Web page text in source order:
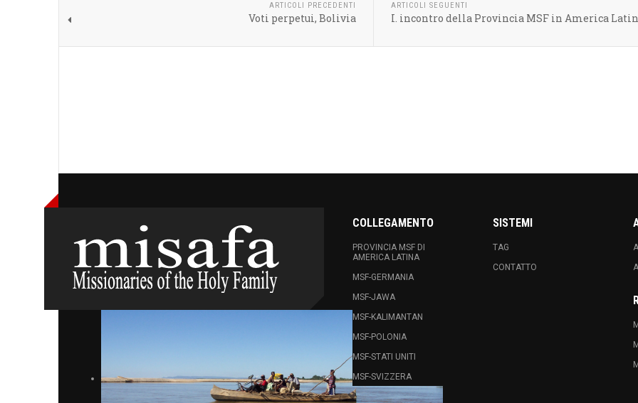
ARTICOLI PRECEDENTI
Voti perpetui, Bolivia
ARTICOLI SEGUENTI
I. incontro della Provincia MSF in America
COLLEGAMENTO
PROVINCIA MSF DI
AMERICA LATINA
MSF-GERMANIA
MSF-JAWA
MSF-KALIMANTAN
MSF-POLONIA
MSF-STATI UNITI
MSF-SVIZZERA
SISTEMI
TAG
CONTATTO